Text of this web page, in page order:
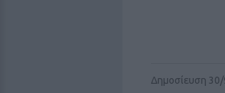
Δημοσίευση